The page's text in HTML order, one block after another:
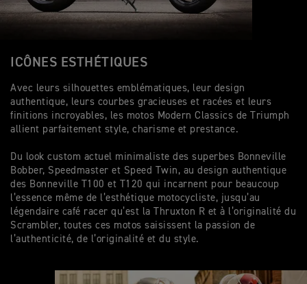
ICÔNES ESTHÉTIQUES
Avec leurs silhouettes emblématiques, leur design
authentique, leurs courbes gracieuses et racées et leurs
finitions incroyables, les motos Modern Classics de Triumph
allient parfaitement style, charisme et prestance.
Du look custom actuel minimaliste des superbes Bonneville
Bobber, Speedmaster et Speed Twin, au design authentique
des Bonneville T100 et T120 qui incarnent pour beaucoup
l’essence même de l’esthétique motocycliste, jusqu’au
légendaire café racer qu’est la Thruxton R et à l’originalité du
Scrambler, toutes ces motos saisissent la passion de
l’authenticité, de l’originalité et du style.